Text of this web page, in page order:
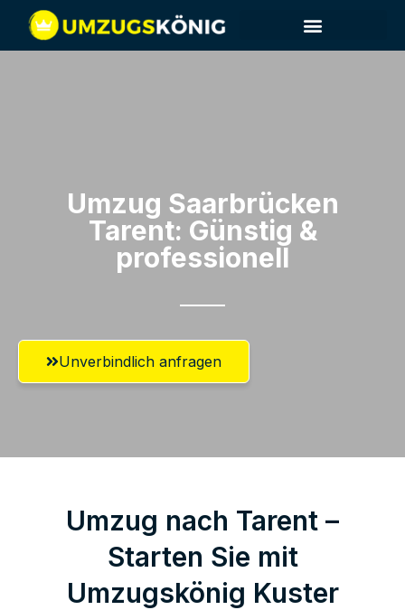
Umzug Saarbrücken​
Tarent: Günstig &
professionell​
Unverbindlich anfragen
Umzug nach Tarent –
Starten Sie mit
Umzugskönig Kuster